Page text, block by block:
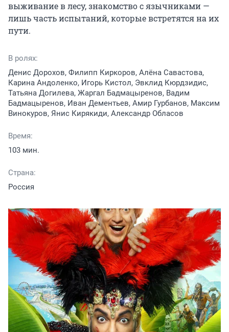
выживание в лесу, знакомство с язычниками —
лишь часть испытаний, которые встретятся на их
пути.
В ролях:
Денис Дорохов, Филипп Киркоров, Алёна Савастова,
Карина Андоленко, Игорь Кистол, Эвклид Кюрдзидис,
Татьяна Догилева, Жаргал Бадмацыренов, Вадим
Бадмацыренов, Иван Дементьев, Амир Гурбанов, Максим
Винокуров, Янис Кирякиди, Александр Обласов
Время:
103 мин.
Страна:
Россия